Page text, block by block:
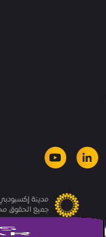
linkedin
youtube
مدينة
جميع الحقوق